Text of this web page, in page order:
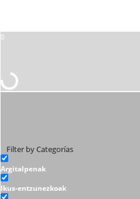
Filter by Categorías
Argitalpenak
Ikus-entzunezkoak